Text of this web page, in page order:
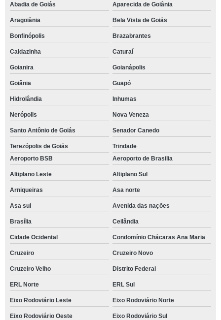
Abadia de Goiás Aparecida de Goiânia
Aragoiânia Bela Vista de Goiás
Bonfinópolis Brazabrantes
Caldazinha Caturaí
Goianira Goianápolis
Goiânia Guapó
Hidrolândia Inhumas
Nerópolis Nova Veneza
Santo Antônio de Goiás Senador Canedo
Terezópolis de Goiás
Trindade
Aeroporto BSB
Aeroporto de Brasilia
Altiplano Leste Altiplano Sul
Arniqueiras Asa norte
Asa sul Avenida das nações
Brasília Ceilândia
Cidade Ocidental Condomínio Chácaras Ana Maria
Cruzeiro Cruzeiro Novo
Cruzeiro Velho Distrito Federal
ERL Norte ERL Sul
Eixo Rodoviário Leste Eixo Rodoviário Norte
Eixo Rodoviário Oeste Eixo Rodoviário Sul